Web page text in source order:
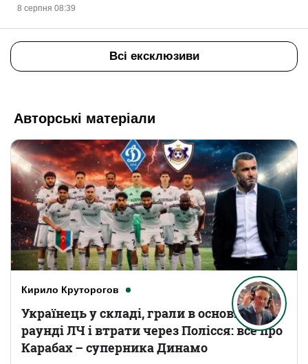
8 серпня 08:39
Всі ексклюзиви
Авторські матеріали
Кирило Круторогов
Українець у складі, грали в основному
раунді ЛЧ і втрати через Полісся: все про
Карабах – суперника Динамо